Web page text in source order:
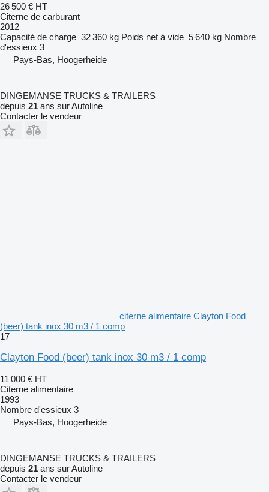
26 500 € HT
Citerne de carburant
2012
Capacité de charge 32 360 kg Poids net à vide 5 640 kg Nombre
d'essieux 3
Pays-Bas, Hoogerheide
DINGEMANSE TRUCKS & TRAILERS
depuis 21 ans sur Autoline
Contacter le vendeur
citerne alimentaire Clayton Food
(beer) tank inox 30 m3 / 1 comp
17
Clayton Food (beer) tank inox 30 m3 / 1 comp
11 000 € HT
Citerne alimentaire
1993
Nombre d'essieux 3
Pays-Bas, Hoogerheide
DINGEMANSE TRUCKS & TRAILERS
depuis 21 ans sur Autoline
Contacter le vendeur